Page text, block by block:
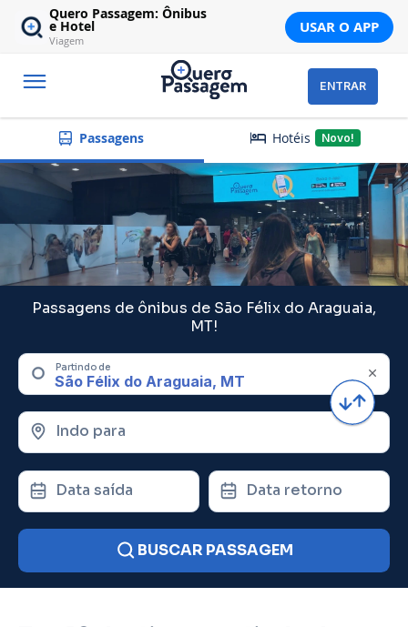
Quero Passagem: Ônibus
e Hotel
Viagem
USAR O APP
ENTRAR
Passagens Hotéis Novo!
Passagens de ônibus de São Félix do Araguaia,
MT!
Partindo de
Indo para
Data saída Data retorno
BUSCAR PASSAGEM